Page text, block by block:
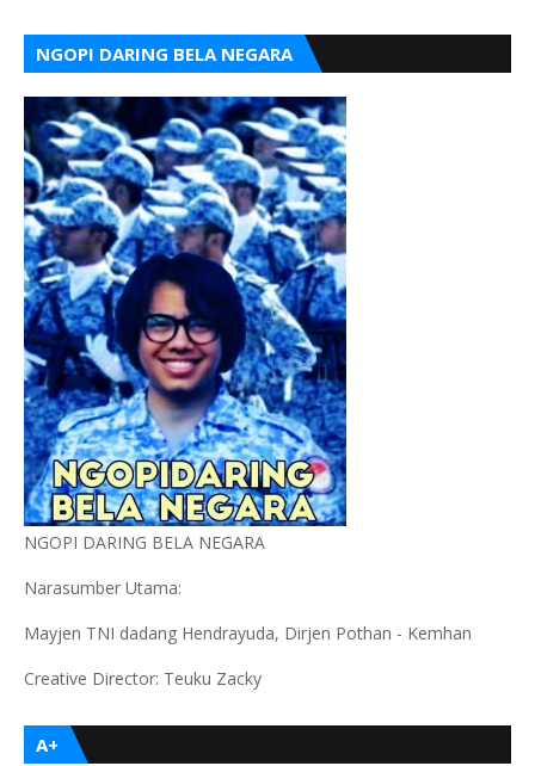
NGOPI DARING BELA NEGARA
NGOPI DARING BELA NEGARA
Narasumber Utama:
Mayjen TNI dadang Hendrayuda, Dirjen Pothan - Kemhan
Creative Director: Teuku Zacky
A+